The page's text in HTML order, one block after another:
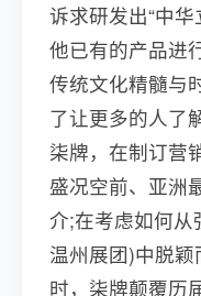
诉求研发出“中
他已有的产品进
传统文化精髓与
了让更多的人了
柒牌，在制订营
盛况空前、亚洲
介;在考虑如何从
温州展团)中脱
时，柒牌颠覆历